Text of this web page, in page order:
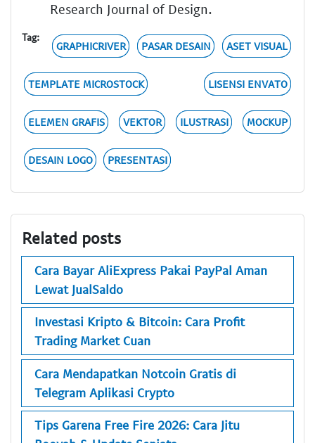
Research Journal of Design.
Tag:
GRAPHICRIVER PASAR DESAIN ASET VISUAL
TEMPLATE MICROSTOCK LISENSI ENVATO
ELEMEN GRAFIS VEKTOR ILUSTRASI MOCKUP
DESAIN LOGO PRESENTASI
Related posts
Cara Bayar AliExpress Pakai PayPal Aman
Lewat JualSaldo
Investasi Kripto & Bitcoin: Cara Profit
Trading Market Cuan
Cara Mendapatkan Notcoin Gratis di
Telegram Aplikasi Crypto
Tips Garena Free Fire 2026: Cara Jitu